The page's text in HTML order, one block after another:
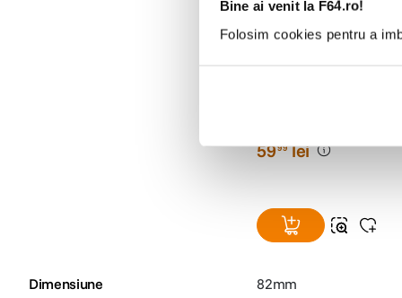
Bine ai venit la F64.ro!
Folosim cookies pentru a
5999 lei
Dimensiune
82mm